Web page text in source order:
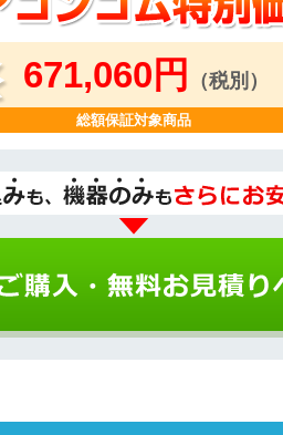
671,060円 （税別）
総額保証対象商品